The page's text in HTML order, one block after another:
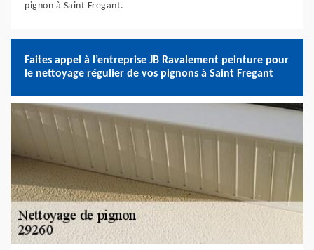
pignon à Saint Fregant.
Faites appel à l’entreprise JB Ravalement peinture pour
le nettoyage régulier de vos pignons à Saint Fregant